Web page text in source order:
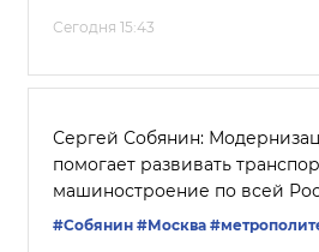
Сегодня 15:43
Сергей Собянин:
помогает развивать
машиностроение по всей
#Собянин #Москва